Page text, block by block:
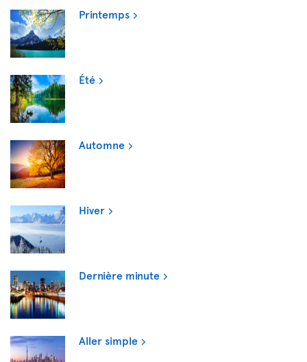
Printemps
Été
Automne
Hiver
Dernière minute
Aller simple